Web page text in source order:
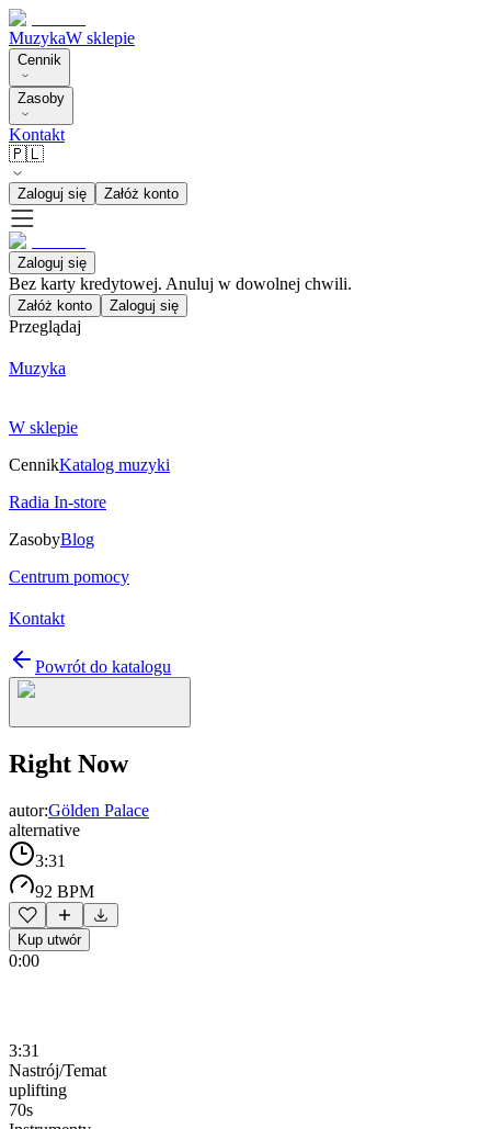
MuzykaW sklepie
Cennik
Zasoby
Kontakt
🇵🇱
Zaloguj się Załóż konto
Zaloguj się
Bez karty kredytowej. Anuluj w dowolnej chwili.
Załóż konto Zaloguj się
Przeglądaj
Muzyka
W sklepie
CennikKatalog muzyki
Radia In-store
ZasobyBlog
Centrum pomocy
Kontakt
Powrót do katalogu
Right Now
autor:Gölden Palace
alternative
3:31
92 BPM
Kup utwór
0:00
3:31
Nastrój/Temat
uplifting
70s